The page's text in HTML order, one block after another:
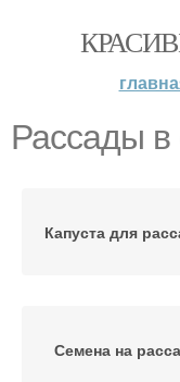
Рассады в
Капуста для
Семена на